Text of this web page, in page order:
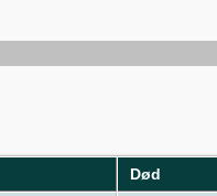
Død